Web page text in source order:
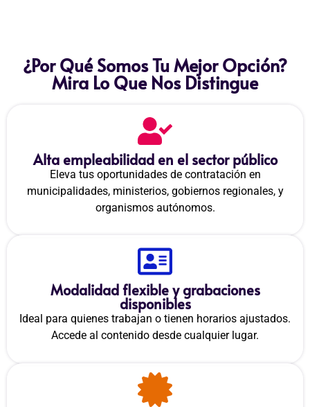
¿Por Qué Somos Tu Mejor Opción?
Mira Lo Que Nos Distingue
Alta empleabilidad en el sector público
Eleva tus oportunidades de contratación en
municipalidades, ministerios, gobiernos regionales, y
organismos autónomos.
Modalidad flexible y grabaciones
disponibles
Ideal para quienes trabajan o tienen horarios ajustados.
Accede al contenido desde cualquier lugar.